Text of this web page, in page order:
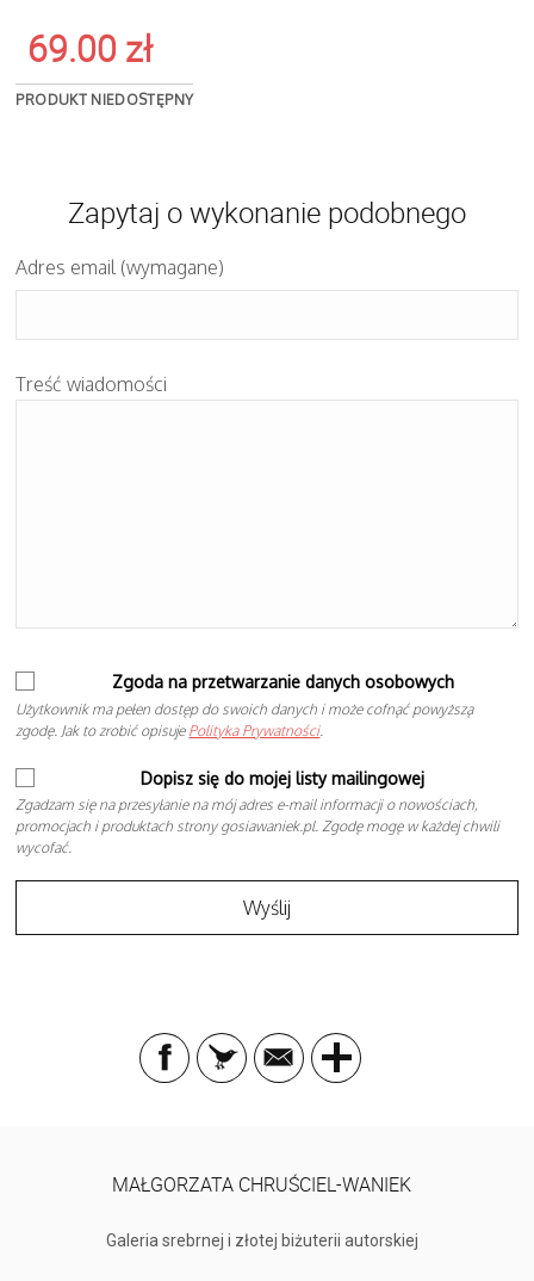
69.00 zł
PRODUKT NIEDOSTĘPNY
Zapytaj o wykonanie podobnego
Adres email (wymagane)
Treść wiadomości
Zgoda na przetwarzanie danych osobowych
Użytkownik ma pełen dostęp do swoich danych i może cofnąć powyższą
zgodę. Jak to zrobić opisuje Polityka Prywatności.
Dopisz się do mojej listy mailingowej
Zgadzam się na przesyłanie na mój adres e-mail informacji o nowościach,
promocjach i produktach strony gosiawaniek.pl. Zgodę mogę w każdej chwili
wycofać.
MAŁGORZATA CHRUŚCIEL-WANIEK
Galeria srebrnej i złotej biżuterii autorskiej